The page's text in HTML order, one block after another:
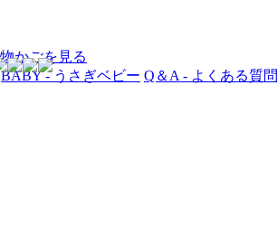
BABY - うさぎベビー Q＆A - よくある質問